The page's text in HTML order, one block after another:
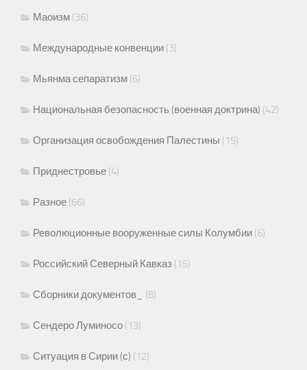
Маоизм (36)
Международные конвенции (3)
Мьянма сепаратизм (6)
Национальная безопасность (военная доктрина) (42)
Организация освобождения Палестины (15)
Приднестровье (4)
Разное (66)
Революционные вооруженные силы Колумбии (6)
Российский Северный Кавказ (15)
Сборники документов_ (8)
Сендеро Луминосо (13)
Ситуация в Сирии (с) (12)